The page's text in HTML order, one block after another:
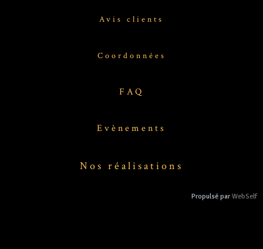
Avis clients
Coordonnées
FAQ
Evènements
Nos réalisations
Propulsé par WebSelf